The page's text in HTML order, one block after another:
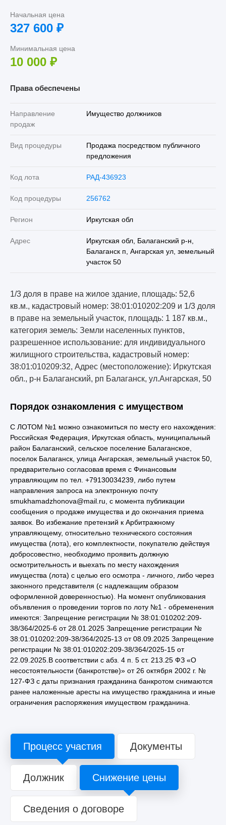
Начальная цена
327 600 ₽
Минимальная цена
10 000 ₽
Права обеспечены
Направление
продаж
Имущество должников
Вид процедуры
Продажа посредством публичного
предложения
Код лота РАД-436923
Код процедуры 256762
Регион Иркутская обл
Адрес
Иркутская обл, Балаганский р-н,
Балаганск п, Ангарская ул, земельный
участок 50
1/3 доля в праве на жилое здание, площадь: 52,6
кв.м., кадастровый номер: 38:01:010202:209 и 1/3 доля
в праве на земельный участок, площадь: 1 187 кв.м.,
категория земель: Земли населенных пунктов,
разрешенное использование: для индивидуального
жилищного строительства, кадастровый номер:
38:01:010209:32, Адрес (местоположение): Иркутская
обл., р-н Балаганский, рп Балаганск, ул.Ангарская, 50
Порядок ознакомления с имуществом
С ЛОТОМ №1 можно ознакомиться по месту его нахождения:
Российская Федерация, Иркутская область, муниципальный
район Балаганский, сельское поселение Балаганское,
поселок Балаганск, улица Ангарская, земельный участок 50,
предварительно согласовав время с Финансовым
управляющим по тел. +79130034239, либо путем
направления запроса на электронную почту
smukhamadzhonova@mail.ru, с момента публикации
сообщения о продаже имущества и до окончания приема
заявок. Во избежание претензий к Арбитражному
управляющему, относительно технического состояния
имущества (лота), его комплектности, покупателю действуя
добросовестно, необходимо проявить должную
осмотрительность и выехать по месту нахождения
имущества (лота) с целью его осмотра - личного, либо через
законного представителя (с надлежащим образом
оформленной доверенностью). На момент опубликования
объявления о проведении торгов по лоту №1 - обременения
имеются: Запрещение регистрации № 38:01:010202:209-
38/364/2025-6 от 28.01.2025 Запрещение регистрации №
38:01:010202:209-38/364/2025-13 от 08.09.2025 Запрещение
регистрации № 38:01:010202:209-38/364/2025-15 от
22.09.2025.В соответствии с абз. 4 п. 5 ст. 213.25 ФЗ «О
несостоятельности (банкротстве)» от 26 октября 2002 г. №
127-ФЗ с даты признания гражданина банкротом снимаются
ранее наложенные аресты на имущество гражданина и иные
ограничения распоряжения имуществом гражданина.
Процесс участия Документы
Должник Снижение цены
Сведения о договоре